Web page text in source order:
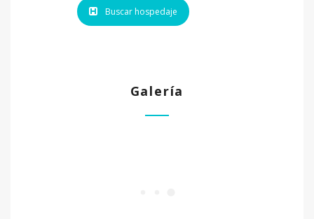
Buscar hospedaje
Galería